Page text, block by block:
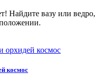
вазу или ведро,
космос